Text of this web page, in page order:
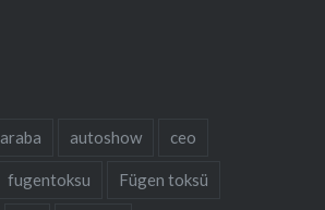
araba autoshow ceo
fugentoksu Fügen toksü